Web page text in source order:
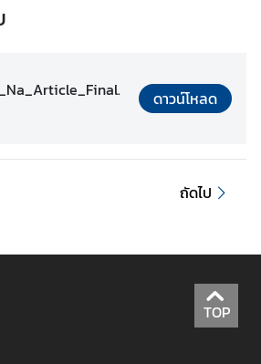
ดาวน์โหลด
ถัดไป
TOP